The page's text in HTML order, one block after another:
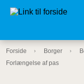
Forside Borger
Forlængelse af pas